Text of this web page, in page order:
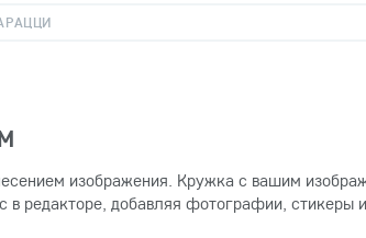
изображения. Кружка с вашим
редакторе, добавляя фотографии, стикеры